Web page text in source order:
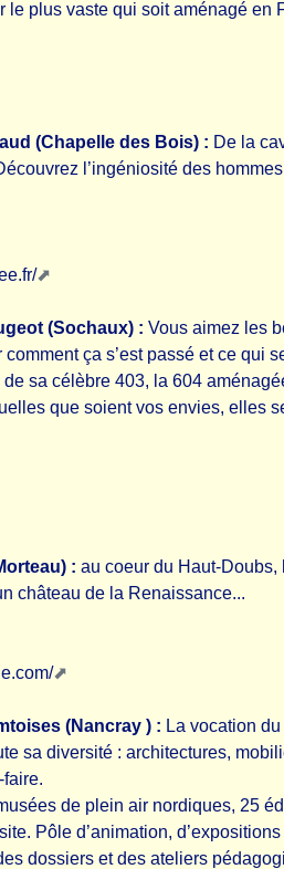
le plus vaste qui soit aménagé en
(Chapelle des Bois) : De la
l’ingéniosité des
(Sochaux) : Vous aimez les
comment ça s’est passé et ce
sa célèbre 403, la 604
que soient vos envies, elles
: au coeur du Haut-Doubs,
château de la Renaissance...
(Nancray ) : La vocation
sa diversité : architectures,
de plein air nordiques, 25
Pôle d’animation,
dossiers et des ateliers